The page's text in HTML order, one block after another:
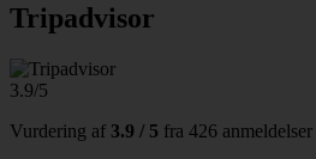
Tripadvisor
3.9/5
Vurdering af 3.9 / 5 fra 426 anmeldelser